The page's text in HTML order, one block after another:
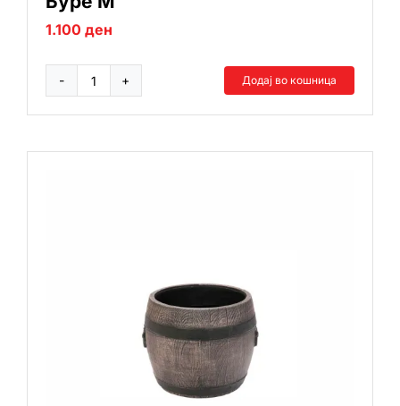
1.100 ден
Буре
Додај во кошница